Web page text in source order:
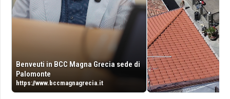
Benveuti in BCC Magna Grecia sede di
Palomonte
https://www.bccmagnagrecia.it